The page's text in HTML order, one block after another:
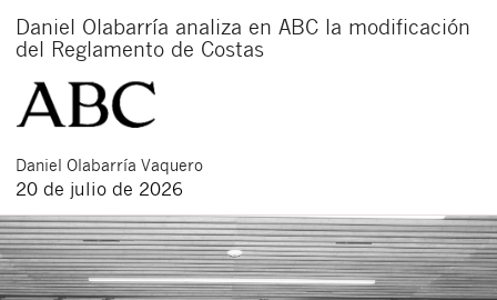
Daniel Olabarría analiza en ABC la modificación
del Reglamento de Costas
Daniel Olabarría Vaquero
20 de julio de 2026